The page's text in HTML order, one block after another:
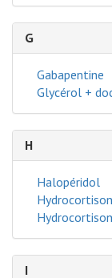
G
Gabapentine
Glycérol +
H
Halopéridol
I